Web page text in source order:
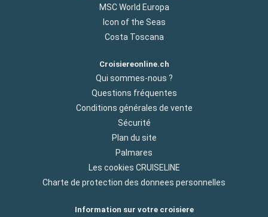
MSC World Europa
Icon of the Seas
Costa Toscana
Croisiereonline.ch
Qui sommes-nous ?
Questions fréquentes
Conditions générales de vente
Sécurité
Plan du site
Palmares
Les cookies CRUISELINE
Charte de protection des donnees personnelles
Information sur votre croisiere